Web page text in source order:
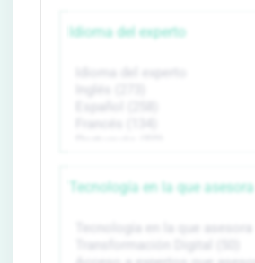
Idioma del experto
Tecnología en la que asesora